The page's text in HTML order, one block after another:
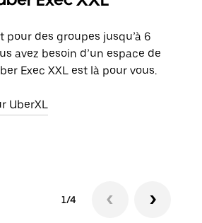
pour des groupes jusqu’à 6
avez besoin d’un espace de
Exec XXL est là pour vous.
UberXL
1/4